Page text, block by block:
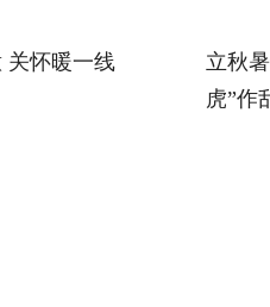
关怀暖一线
立秋
虎”作